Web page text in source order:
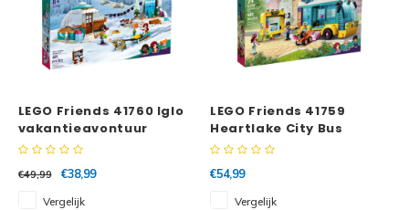
LEGO Friends 41760 Iglo
vakantieavontuur
€49,99
€38,99
Vergelijk
LEGO Friends 41759
Heartlake City Bus
€54,99
Vergelijk